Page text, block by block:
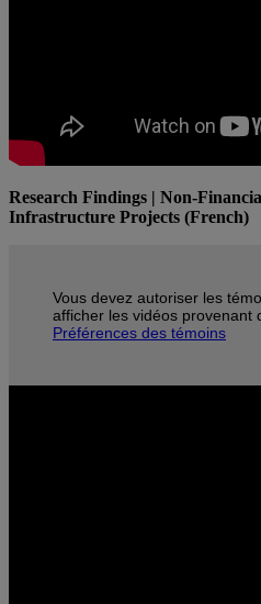
Research Findings | Non-
Infrastructure Projects (French)
Vous devez autoriser les
afficher les vidéos provenant
Préférences des témoins